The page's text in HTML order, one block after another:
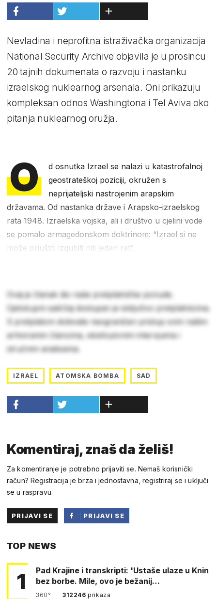
Nevladina i neprofitna istraživačka organizacija
National Security Archive objavila je u prosincu
20 tajnih dokumenata o razvoju i nastanku
izraelskog nuklearnog arsenala. Oni prikazuju
kompleksan odnos Washingtona i Tel Aviva oko
pitanja nuklearnog oružja.
O
d osnutka Izrael se nalazi u katastrofalnoj
geostrateškoj poziciji, okružen s
neprijateljski nastrojenim arapskim
državama. Od nastanka države i Arapsko-izraelskog
rata 1948. Izraelska vojska, ali i društvo u cjelini vode
se pomalo armagedonskom doktrinom: “Izrael si ne
može priuštiti izgubiti niti jedan rat”.
Ovaj je članak dio naše pretplatničke ponude.
Cjelokupni sadržaj dostupan je isključivo pretplatnicima.
S pretplatom dobivate neograničen pristup svim našim
arhiviranim člancima, ekskluzivnim intervjuima i
stručnim analizama.
IZRAEL ATOMSKA BOMBA SAD
Komentiraj, znaš da želiš!
Za komentiranje je potrebno prijaviti se. Nemaš korisnički
račun? Registracija je brza i jednostavna, registriraj se i uključi
se u raspravu.
PRIJAVI SE
PRIJAVI SE
TOP NEWS
1
Pad Krajine i transkripti: 'Ustaše ulaze u Knin
bez borbe. Mile, ovo je bežanij…
360° 312246prikaza